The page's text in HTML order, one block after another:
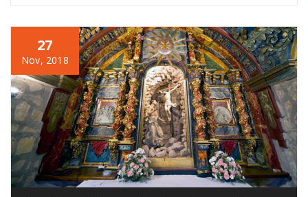
27
Nov, 2018